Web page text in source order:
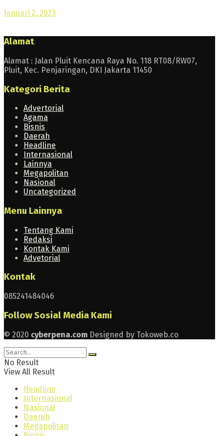
Januari 2, 2023
Alamat
Alamat : Jalan Pluit Kencana Raya No. 118 RT08/RW07,
Pluit, Kec. Penjaringan, DKI Jakarta 11450
Kategori Berita
Advertorial
Agama
Bisnis
Daerah
Headline
Internasional
Lainnya
Megapolitan
Nasional
Uncategorized
Menu Lainnya
Tentang Kami
Redaksi
Kontak Kami
Advetorial
Kontak
085241484046
Follow Sosial Media Kami
© 2020 cyberpena.com Designed by Tokoweb.co
No Result
View All Result
Headline
Internasional
Nasional
Daerah
Megapolitan